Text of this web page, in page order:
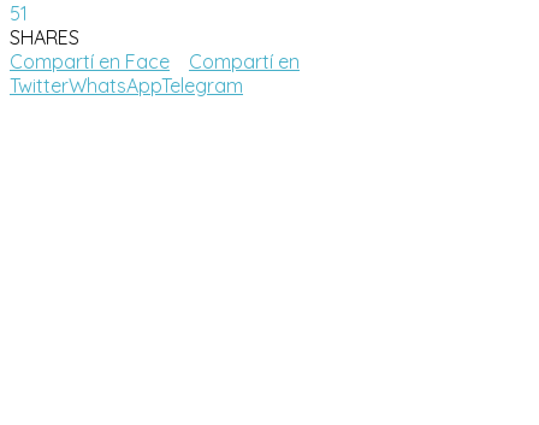
51
SHARES
Compartí en Face
Compartí en
TwitterWhatsAppTelegram